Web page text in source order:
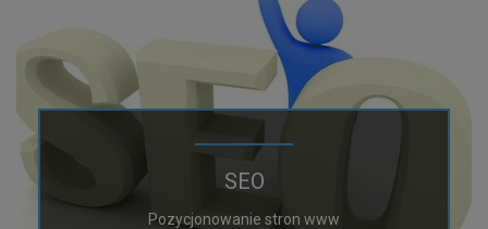
SEO
Pozycjonowanie stron www